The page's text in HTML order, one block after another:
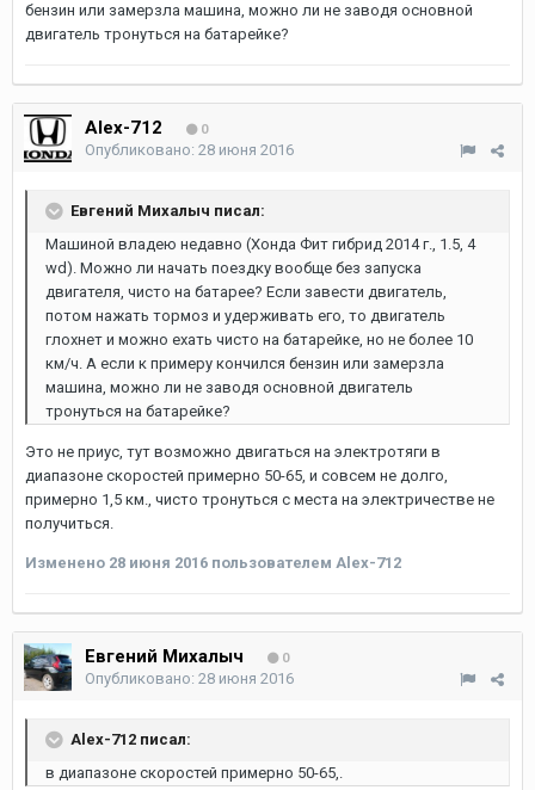
бензин или замерзла машина, можно ли не заводя основной
двигатель тронуться на батарейке?
Alex-712 0
Опубликовано: 28 июня 2016
Евгений Михалыч писал:
Машиной владею недавно (Хонда Фит гибрид 2014 г., 1.5, 4
wd). Можно ли начать поездку вообще без запуска
двигателя, чисто на батарее? Если завести двигатель,
потом нажать тормоз и удерживать его, то двигатель
глохнет и можно ехать чисто на батарейке, но не более 10
км/ч. А если к примеру кончился бензин или замерзла
машина, можно ли не заводя основной двигатель
тронуться на батарейке?
Это не приус, тут возможно двигаться на электротяги в
диапазоне скоростей примерно 50-65, и совсем не долго,
примерно 1,5 км., чисто тронуться с места на электричестве не
получиться.
Изменено 28 июня 2016 пользователем Alex-712
Евгений Михалыч 0
Опубликовано: 28 июня 2016
Alex-712 писал:
в диапазоне скоростей примерно 50-65,.